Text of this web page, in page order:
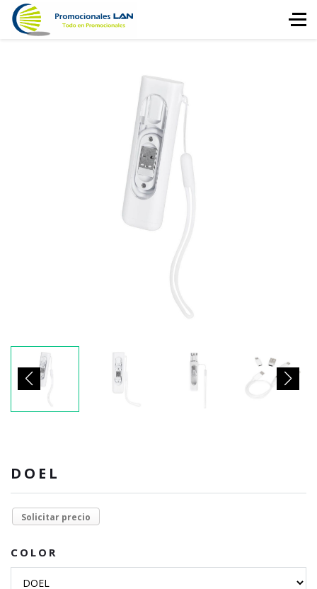
DOEL
Solicitar precio
COLOR